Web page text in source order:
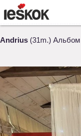
Andrius (31m.)